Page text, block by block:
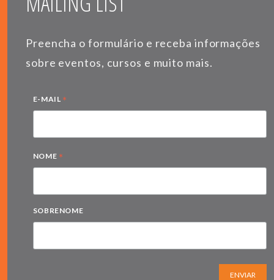
Preencha o formulário e receba informações
sobre eventos, cursos e muito mais.
E-MAIL *
NOME *
SOBRENOME
ENVIAR